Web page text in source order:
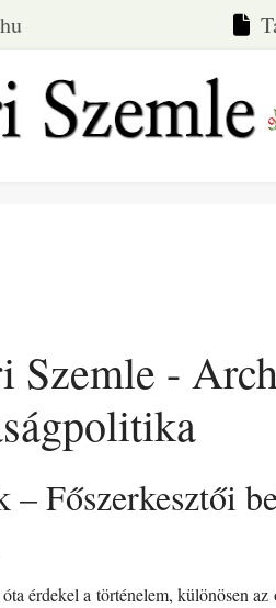
Szemle -
– Főszerkesztői
érdekel a történelem, különösen